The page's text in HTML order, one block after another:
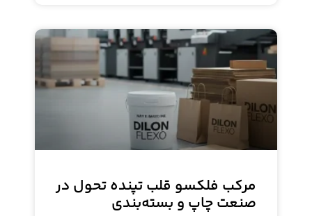
مرکب فلکسو قلب تپنده تحول در
صنعت چاپ و بسته‌بندی